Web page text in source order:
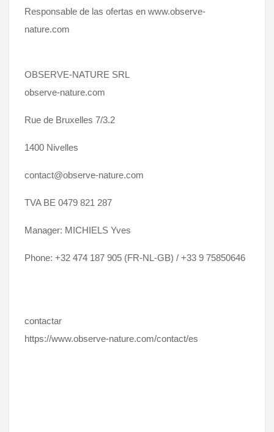
Responsable de las ofertas en www.observe-
nature.com
OBSERVE-NATURE SRL
observe-nature.com
Rue de Bruxelles 7/3.2
1400 Nivelles
contact@observe-nature.com
TVA BE 0479 821 287
Manager: MICHIELS Yves
Phone: +32 474 187 905 (FR-NL-GB) / +33 9 75850646
contactar
https://www.observe-nature.com/contact/es